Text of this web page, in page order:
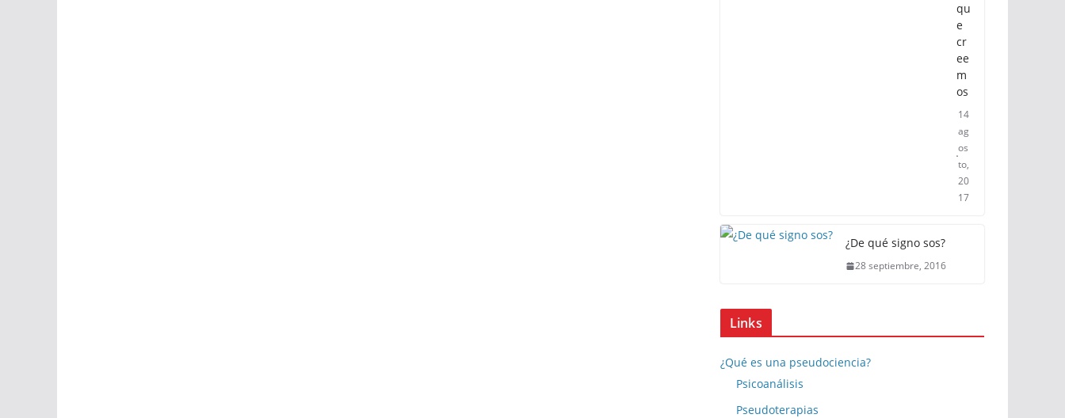
qu
e
cr
ee
m
os
14
ag
os
to,
20
17
¿De qué signo sos?
28 septiembre, 2016
Links
¿Qué es una pseudociencia?
Psicoanálisis
Pseudoterapias